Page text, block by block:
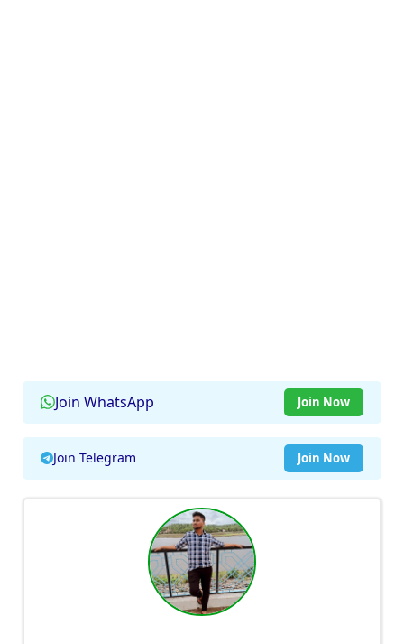
Join WhatsApp Join Now
Join Telegram Join Now